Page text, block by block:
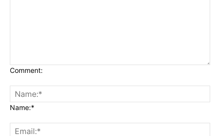
Comment:
Name:*